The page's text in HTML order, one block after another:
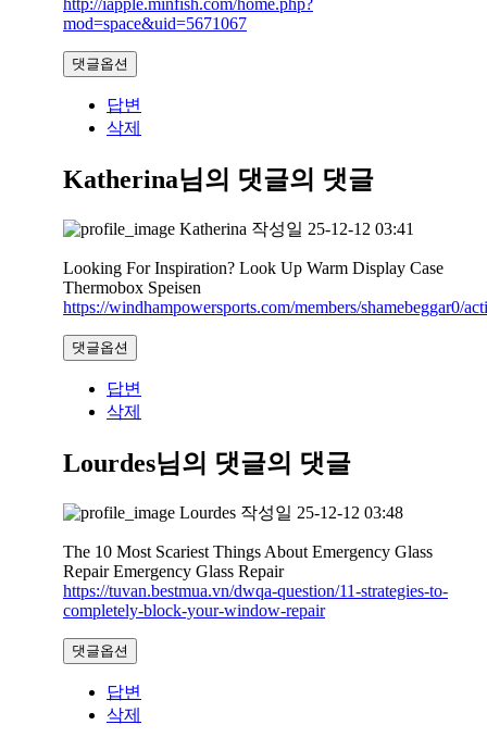
http://iapple.minfish.com/home.php?
mod=space&uid=5671067
댓글옵션
답변
삭제
Katherina님의 댓글의 댓글
Katherina 작성일 25-12-12 03:41
Looking For Inspiration? Look Up Warm Display Case
Thermobox Speisen
https://windhampowersports.com/members/shamebeggar0/
댓글옵션
답변
삭제
Lourdes님의 댓글의 댓글
Lourdes 작성일 25-12-12 03:48
The 10 Most Scariest Things About Emergency Glass
Repair Emergency Glass Repair
https://tuvan.bestmua.vn/dwqa-question/11-strategies-to-
completely-block-your-window-repair
댓글옵션
답변
삭제